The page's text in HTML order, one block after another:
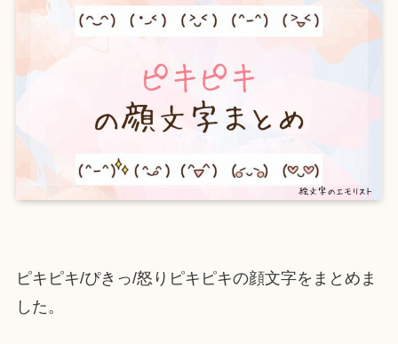
ピキピキ/ぴきっ/怒りピキピキの顔文字をまとめま
した。